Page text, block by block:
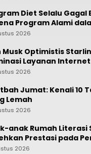
Diet Selalu Gagal
Program Alami
2026
Musk Optimistis
Layanan
2026
Jumat: Kenali 10
Lemah
2026
anak Rumah Literasi
Prestasi pada
Nasional di
2026